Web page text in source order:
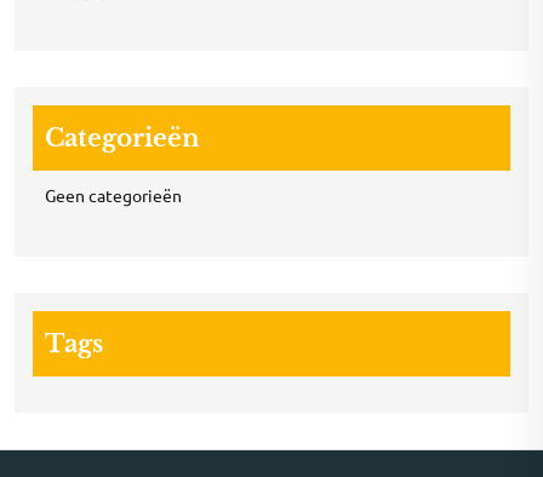
Categorieën
Geen categorieën
Tags